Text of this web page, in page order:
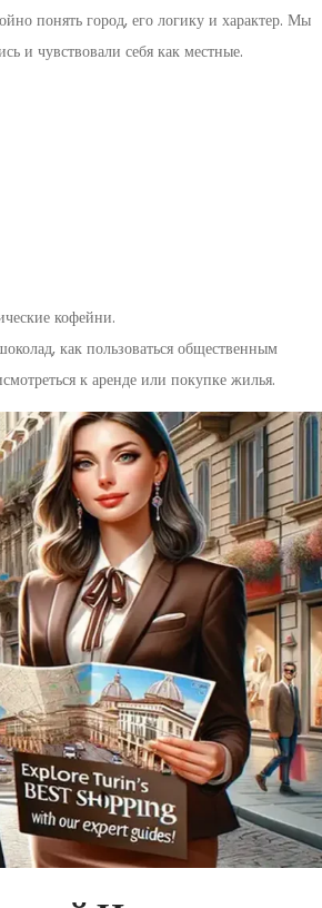
понять город, его логику и характер. Мы
и чувствовали себя как местные.
кофейни.
как пользоваться общественным
к аренде или покупке жилья.